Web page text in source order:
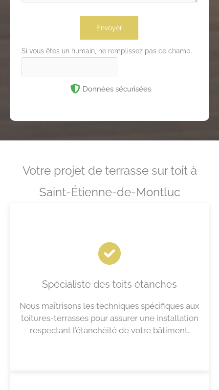
Envoyer
Si vous êtes un humain, ne remplissez pas ce champ.
Données sécurisées
Votre projet de terrasse sur toit à
Saint-Étienne-de-Montluc
Spécialiste des toits étanches
Nous maîtrisons les techniques spécifiques aux
toitures-terrasses pour assurer une installation
respectant l’étanchéité de votre bâtiment.